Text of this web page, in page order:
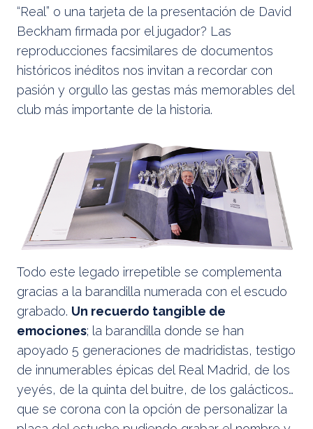
“Real” o una tarjeta de la presentación de David
Beckham firmada por el jugador? Las
reproducciones facsimilares de documentos
históricos inéditos nos invitan a recordar con
pasión y orgullo las gestas más memorables del
club más importante de la historia.
Todo este legado irrepetible se complementa
gracias a la barandilla numerada con el escudo
grabado. Un recuerdo tangible de
emociones; la barandilla donde se han
apoyado 5 generaciones de madridistas, testigo
de innumerables épicas del Real Madrid, de los
yeyés, de la quinta del buitre, de los galácticos…
que se corona con la opción de personalizar la